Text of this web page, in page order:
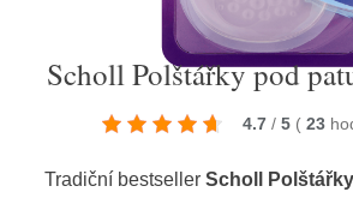
Scholl Polštářky pod
4.7 / 5 ( 23
Tradiční bestseller Scholl